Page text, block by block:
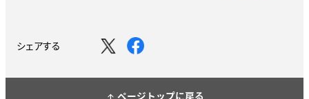
シェアする
ページトップに戻る